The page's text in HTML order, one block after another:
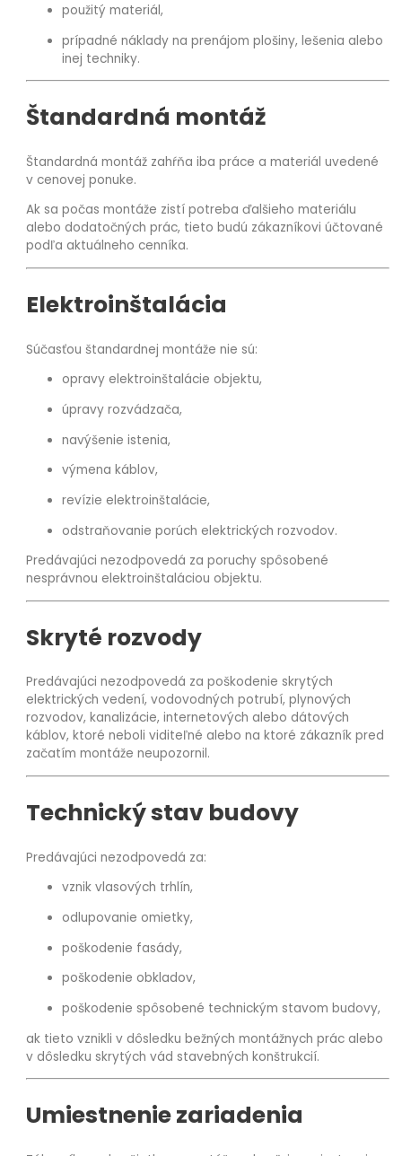
použitý materiál,
prípadné náklady na prenájom plošiny, lešenia alebo
inej techniky.
Štandardná montáž
Štandardná montáž zahŕňa iba práce a materiál uvedené
v cenovej ponuke.
Ak sa počas montáže zistí potreba ďalšieho materiálu
alebo dodatočných prác, tieto budú zákazníkovi účtované
podľa aktuálneho cenníka.
Elektroinštalácia
Súčasťou štandardnej montáže nie sú:
opravy elektroinštalácie objektu,
úpravy rozvádzača,
navýšenie istenia,
výmena káblov,
revízie elektroinštalácie,
odstraňovanie porúch elektrických rozvodov.
Predávajúci nezodpovedá za poruchy spôsobené
nesprávnou elektroinštaláciou objektu.
Skryté rozvody
Predávajúci nezodpovedá za poškodenie skrytých
elektrických vedení, vodovodných potrubí, plynových
rozvodov, kanalizácie, internetových alebo dátových
káblov, ktoré neboli viditeľné alebo na ktoré zákazník pred
začatím montáže neupozornil.
Technický stav budovy
Predávajúci nezodpovedá za:
vznik vlasových trhlín,
odlupovanie omietky,
poškodenie fasády,
poškodenie obkladov,
poškodenie spôsobené technickým stavom budovy,
ak tieto vznikli v dôsledku bežných montážnych prác alebo
v dôsledku skrytých vád stavebných konštrukcií.
Umiestnenie zariadenia